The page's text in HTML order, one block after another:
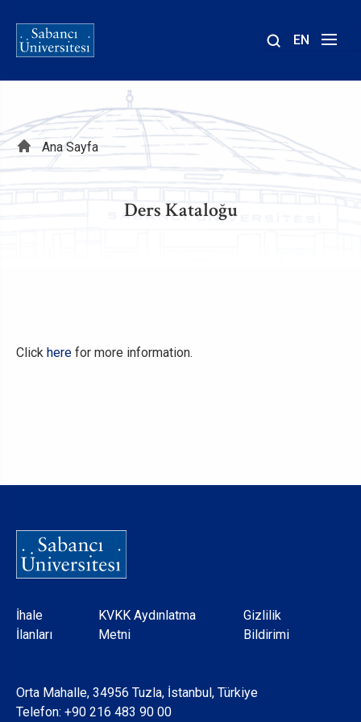
EN
Sayfa
yolu
Ana Sayfa
Ders Kataloğu
Click here for more information.
Dipnot
İhale
İlanları
KVKK Aydınlatma
Metni
Gizlilik
Bildirimi
Orta Mahalle, 34956 Tuzla, İstanbul, Türkiye
Telefon: +90 216 483 90 00